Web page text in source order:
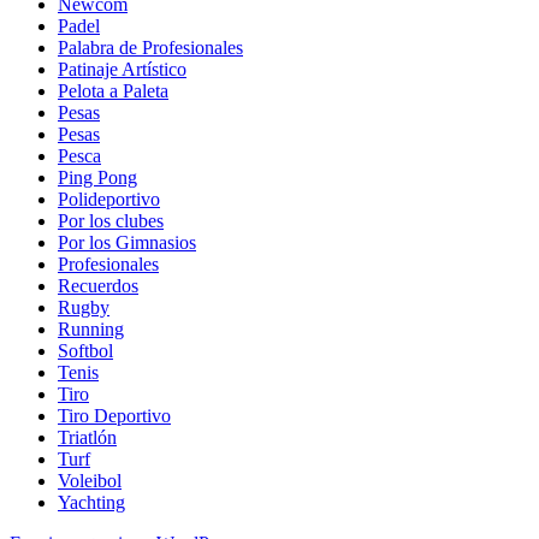
Padel
Palabra de Profesionales
Patinaje Artístico
Pelota a Paleta
Pesas
Pesas
Pesca
Ping Pong
Polideportivo
Por los clubes
Por los Gimnasios
Profesionales
Recuerdos
Rugby
Running
Softbol
Tenis
Tiro
Tiro Deportivo
Triatlón
Turf
Voleibol
Yachting